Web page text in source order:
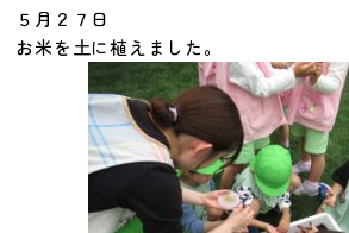
５月２７日
お米を土に植えました。